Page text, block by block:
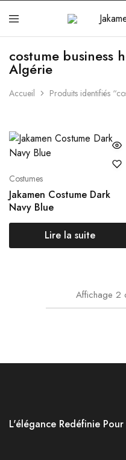
Jakamen
Algérie
costume business
Algérie
Accueil Produits identifiés
Costumes
Jakamen Costume Dark
Navy Blue
Lire la suite
Affichage 2
L'élégance Redéfinie